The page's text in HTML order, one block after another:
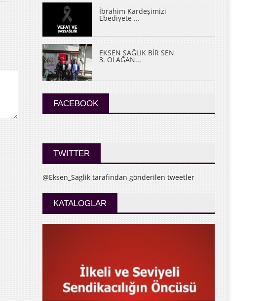
İbrahim Kardeşimizi
Ebediyete ...
EKSEN SAĞLIK BİR SEN
3. OLAĞAN...
FACEBOOK
TWITTER
@Eksen_Saglik tarafından gönderilen tweetler
KATALOGLAR